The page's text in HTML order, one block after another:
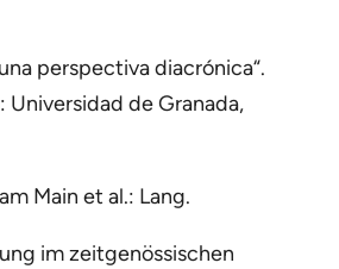
perspectiva diacrónica“.
Universidad de Granada,
Main et al.: Lang.
im zeitgenössischen